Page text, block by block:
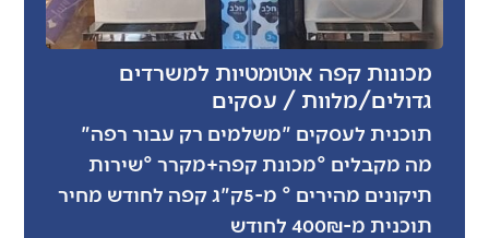
מכונות קפה אוטומטיות למשרדים
גדולים/מלוות / עסקים
תוכנית לעסקים "משלמים רק עבור רפה"
מה מקבלים °מכונת קפה+מקרר °שירות
תיקונים מהירים ° מ-5ק"ג קפה לחודש מחיר
תוכנית מ-400₪ לחודש